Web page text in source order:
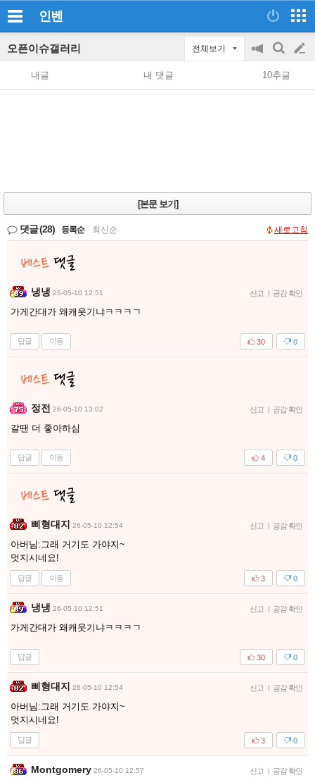
인벤
오픈이슈갤러리 전체보기
공
지
on/off
검
색
글
쓰
내글 내 댓글 10추글
[본문 보기]
댓글(28) 등록순 최신순 새로고침
냉냉 26-05-10 12:51 신고 | 공감 확인
가게간대가 왜캐웃기냐ㅋㅋㅋㄱ
답글 이동 0
30
정전 26-05-10 13:02 신고 | 공감 확인
갈땐 더 좋아하심
답글 이동 0
4
삐형대지 26-05-10 12:54 신고 | 공감 확인
아버님:그래 거기도 가야지~
멋지시네요!
답글 이동 0
3
냉냉 26-05-10 12:51 신고 | 공감 확인
가게간대가 왜캐웃기냐ㅋㅋㅋㄱ
답글 0
30
삐형대지 26-05-10 12:54 신고 | 공감 확인
아버님:그래 거기도 가야지~
멋지시네요!
답글 0
3
Montgomery 26-05-10 12:57 신고 | 공감 확인